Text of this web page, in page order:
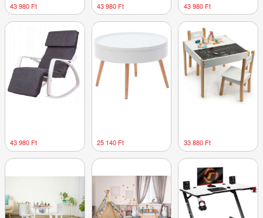
43 980 Ft 43 980 Ft 43 980 Ft
43 980 Ft 25 140 Ft 33 880 Ft